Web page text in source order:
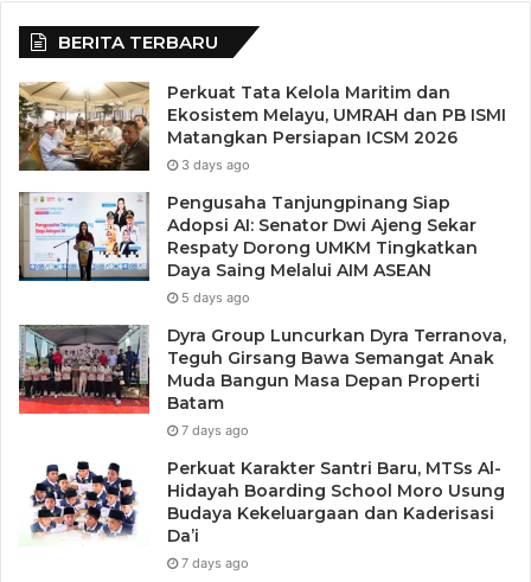
BERITA TERBARU
Perkuat Tata Kelola Maritim dan
Ekosistem Melayu, UMRAH dan PB ISMI
Matangkan Persiapan ICSM 2026
3 days ago
Pengusaha Tanjungpinang Siap
Adopsi AI: Senator Dwi Ajeng Sekar
Respaty Dorong UMKM Tingkatkan
Daya Saing Melalui AIM ASEAN
5 days ago
Dyra Group Luncurkan Dyra Terranova,
Teguh Girsang Bawa Semangat Anak
Muda Bangun Masa Depan Properti
Batam
7 days ago
Perkuat Karakter Santri Baru, MTSs Al-
Hidayah Boarding School Moro Usung
Budaya Kekeluargaan dan Kaderisasi
Da’i
7 days ago